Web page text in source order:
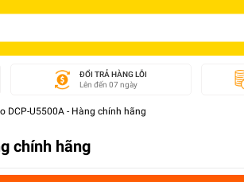
ĐỔI TRẢ HÀNG LỖI
Lên đến 07 ngày
DCP-U5500A - Hàng chính hãng
chính hãng